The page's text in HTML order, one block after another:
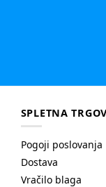
SPLETNA
Pogoji poslovanja
Dostava
Vračilo blaga